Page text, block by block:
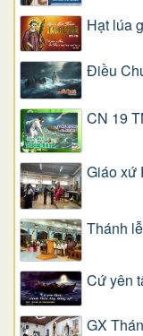
Hạt lúa
Điều
CN 19
Giáo xứ
Thánh
Cứ yên
GX